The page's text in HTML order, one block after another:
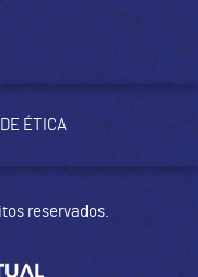
ÉTICA
reservados.